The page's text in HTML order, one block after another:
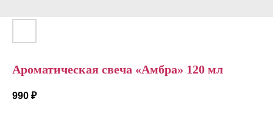
Ароматическая свеча «Амбра» 120 мл
990 ₽